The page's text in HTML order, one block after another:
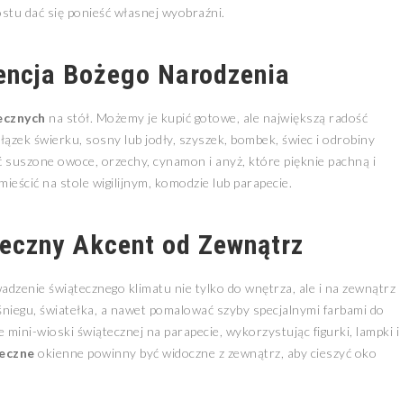
dać się ponieść własnej wyobraźni.
Bożego Narodzenia
na stół. Możemy je kupić gotowe, ale największą radość
świerku, sosny lub jodły, szyszek, bombek, świec i odrobiny
owoce, orzechy, cynamon i anyż, które pięknie pachną i
na stole wigilijnym, komodzie lub parapecie.
Akcent od Zewnątrz
świątecznego klimatu nie tylko do wnętrza, ale i na zewnątrz
światełka, a nawet pomalować szyby specjalnymi farbami do
mini-wioski świątecznej na parapecie, wykorzystując figurki, lampki i
okienne powinny być widoczne z zewnątrz, aby cieszyć oko